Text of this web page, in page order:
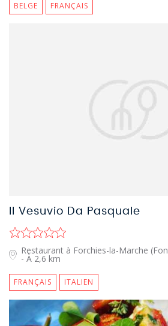
BELGE FRANÇAIS
Il Vesuvio Da Pasquale
Restaurant à Forchies-la-Marche
- À 2,6 km
FRANÇAIS ITALIEN